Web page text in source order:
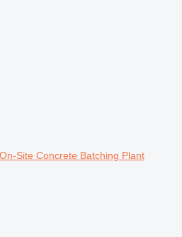
Site Concrete Batching Plant